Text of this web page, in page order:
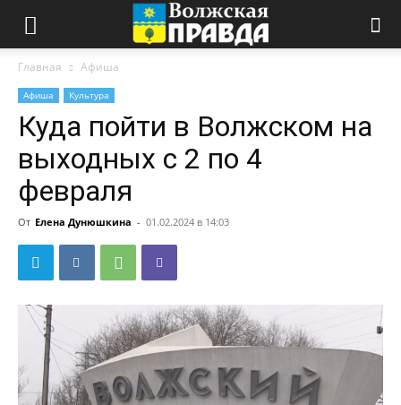
Главная Афиша
Афиша Культура
Куда пойти в Волжском на
выходных с 2 по 4
февраля
От Елена Дунюшкина - 01.02.2024 в 14:03